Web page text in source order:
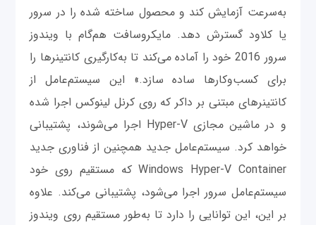
به‌سرعت آزمایش کند و محصول ساخته شده را در سرور
یا کلاود گسترش دهد. مایکروسافت هم‌گام با ویندوز
سرور 2016 خود را آماده می‌کند تا به‌کارگیری کانتینرها را
برای کسب‌وکارها ساده سازد.» این سیستم‌عامل از
کانتینرهای مبتنی بر داکر که روی کرنل لینوکس اجرا شده
و در ماشین مجازی Hyper-V اجرا می‌شوند، پشتیبانی
خواهد کرد. سیستم‌عامل جدید همچنین از فناوری جدید
Windows Hyper-V Container که مستقیم روی خود
سیستم‌عامل سرور اجرا می‌شود، پشتیبانی می‌کند. علاوه
بر این، این‌ توانایی را دارد تا به‌طور مستقیم روی ویندوز